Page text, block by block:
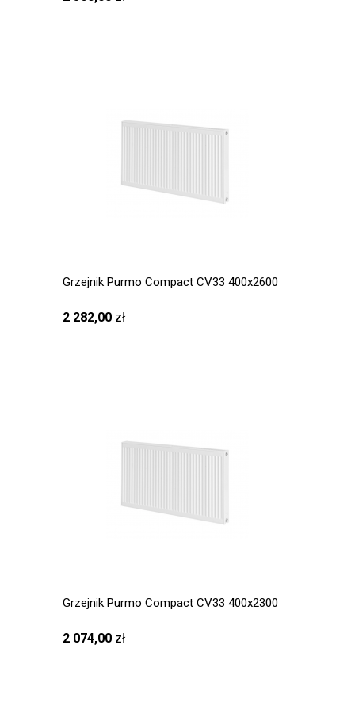
Grzejnik Purmo Compact CV33 400x2600
2 282,00 zł
Grzejnik Purmo Compact CV33 400x2300
2 074,00 zł